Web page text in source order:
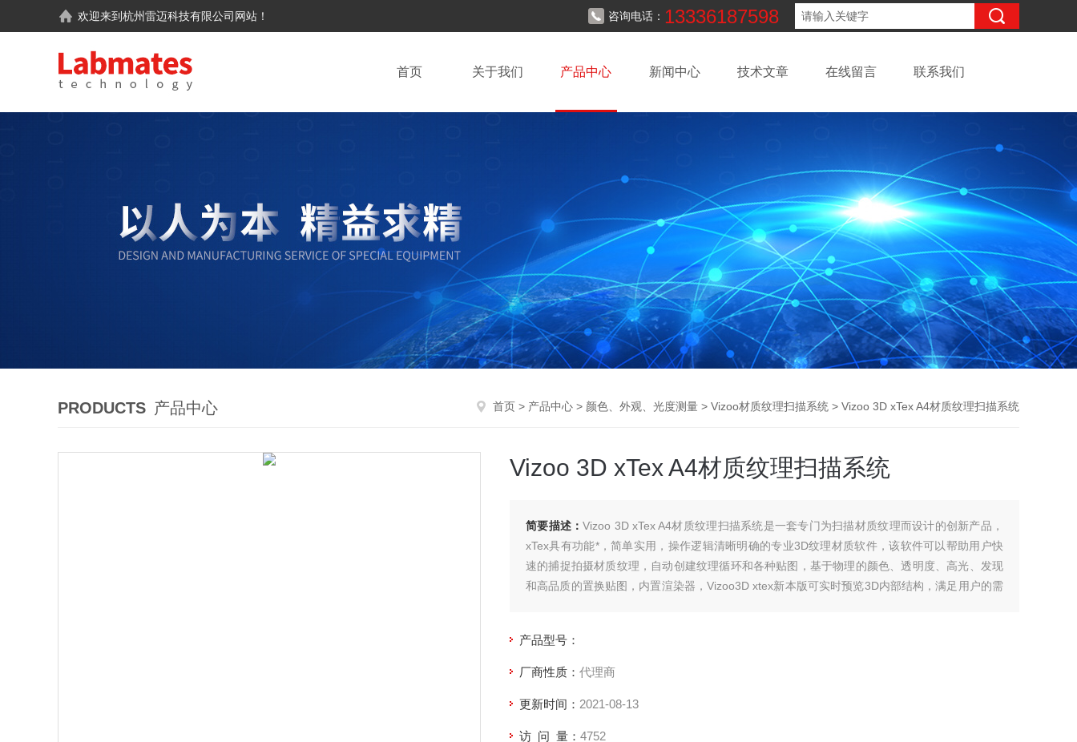
欢迎来到杭州雷迈科技有限公司 网站！ 咨询电话： 13336187598
首页 关于我们 产品中心 新闻中心 技术文章 在线留言 联系我们
PRODUCTS 产品中心 首页 > 产品中心 > 颜色、外观、光度测量 > Vizoo材质纹理扫描系统 > Vizoo 3D xTex A4材质纹理扫描系统
Vizoo 3D xTex A4材质纹理扫描系统
简要描述：Vizoo 3D xTex A4材质纹理扫描系统是一套专门为扫描材质纹理而设计的创新产品，
xTex具有功能*，简单实用，操作逻辑清晰明确的专业3D纹理材质软件，该软件可以帮助用户快
速的捕捉拍摄材质纹理，自动创建纹理循环和各种贴图，基于物理的颜色、透明度、高光、发现
和高品质的置换贴图，内置渲染器，Vizoo3D xtex新本版可实时预览3D内部结构，满足用户的需
产品型号：
厂商性质： 代理商
更新时间： 2021-08-13
访 问 量： 4752